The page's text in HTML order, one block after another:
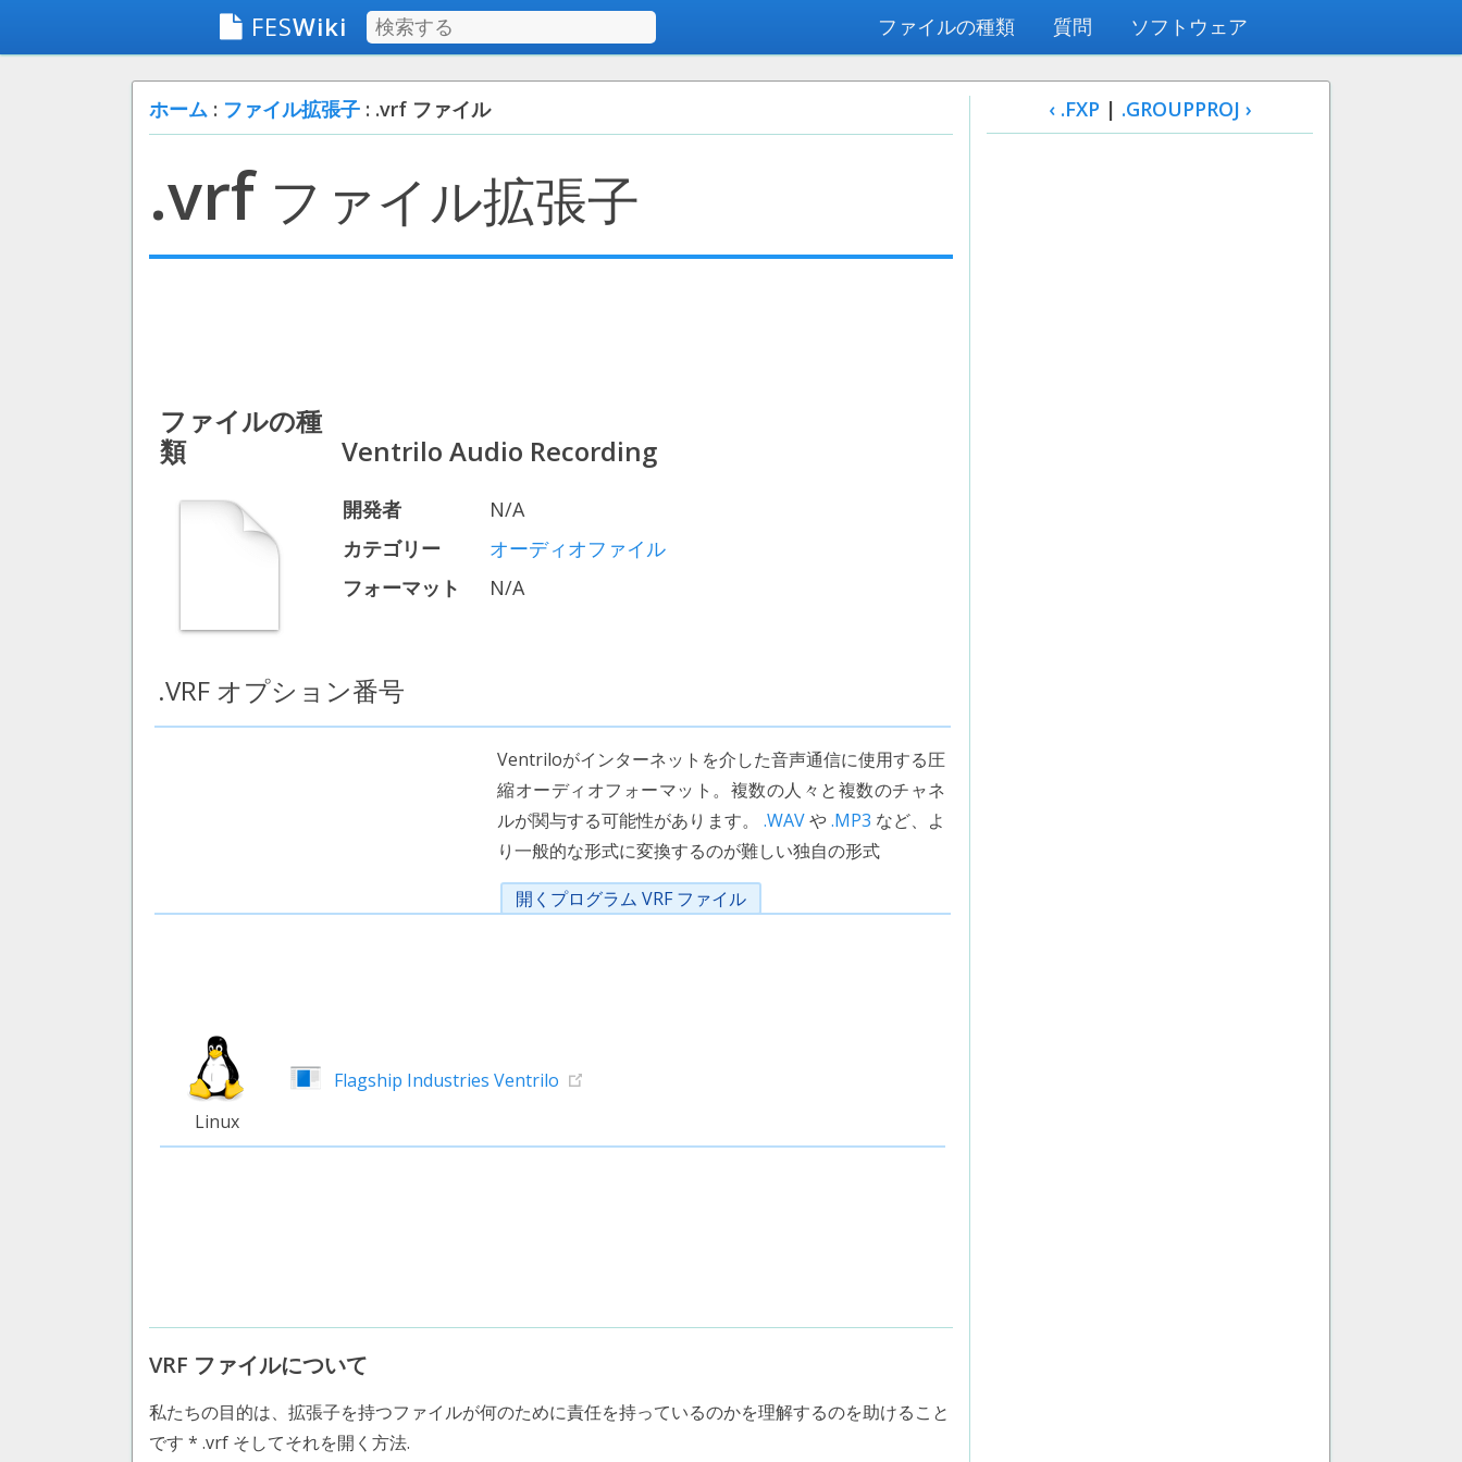
FESWiki ファイルの種類 質問 ソフトウェア
ホーム : ファイル拡張子 : .vrf ファイル
.vrf ファイル拡張子
ファイルの種
類
Ventrilo Audio Recording
開発者
N/A
カテゴリー
オーディオファイル
フォーマット
N/A
.VRF オプション番号
Ventriloがインターネットを介した音声通信に使用する圧
縮オーディオフォーマット。複数の人々と複数のチャネ
ルが関与する可能性があります。 .WAVや.MP3 など、よ
り一般的な形式に変換するのが難しい独自の形式
開くプログラム VRF ファイル
Linux
Flagship Industries Ventrilo
VRF ファイルについて
私たちの目的は、拡張子を持つファイルが何のために責任を持っているのかを理解するのを助けること
です * .vrf そしてそれを開く方法.
‹ .FXP | .GROUPPROJ ›